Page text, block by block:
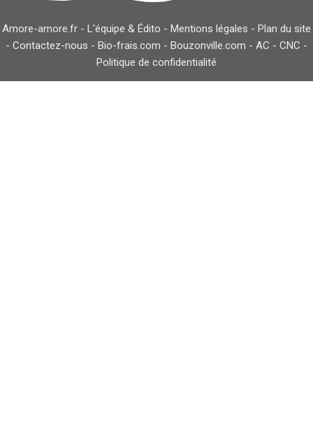
Amore-amore.fr - L'équipe & Édito - Mentions légales - Plan du site
- Contactez-nous - Bio-frais.com - Bouzonville.com - AC - CNC -
Politique de confidentialité